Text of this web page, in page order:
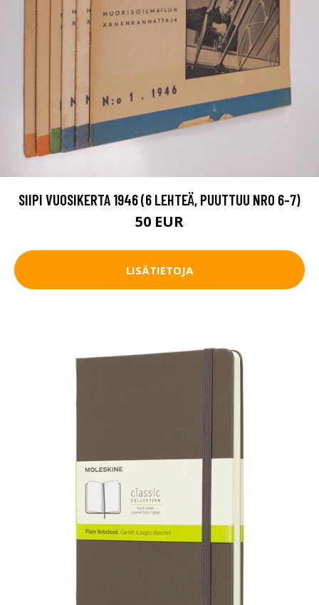
SIIPI VUOSIKERTA 1946 (6 LEHTEÄ, PUUTTUU NRO 6-7)
50 EUR
LISÄTIETOJA